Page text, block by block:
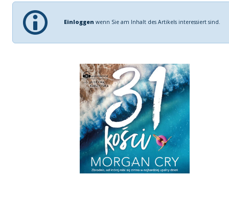
Einloggen wenn Sie am Inhalt des Artikels interessiert sind.